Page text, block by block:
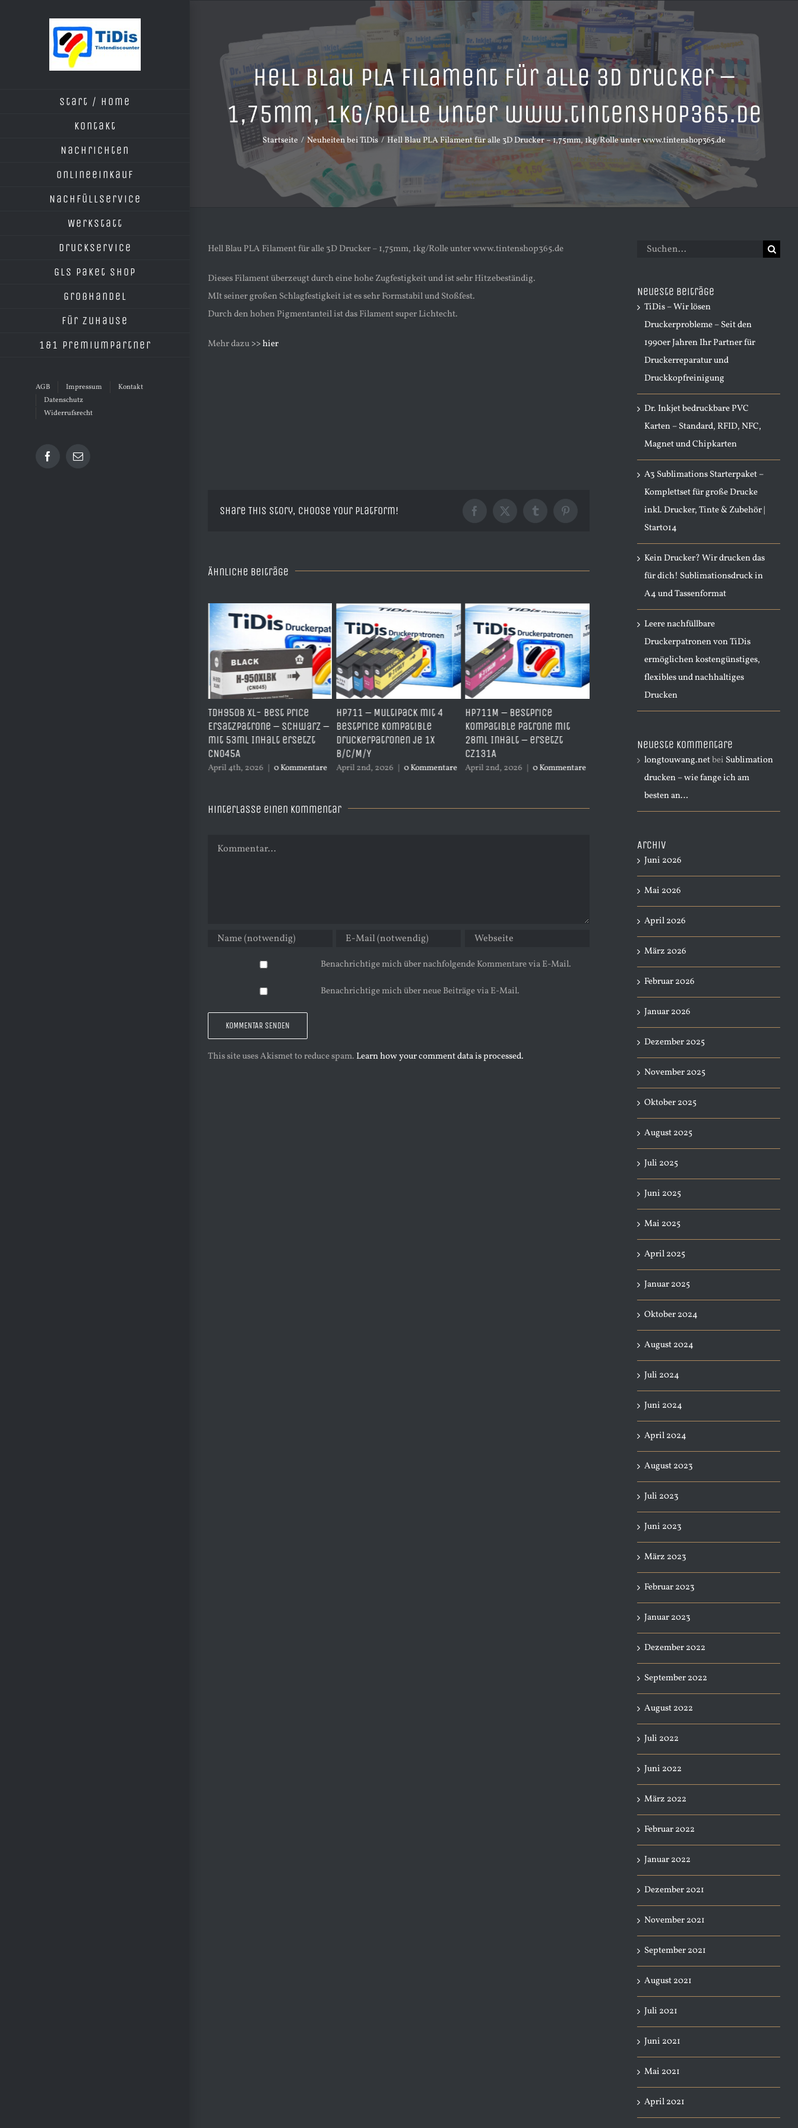
Start / Home
Kontakt
Nachrichten
Onlineeinkauf
Nachfüllservice
Werkstatt
Druckservice
GLS Paket Shop
Großhandel
Für Zuhause
1&1 Premiumpartner
AGB Impressum
Kontakt
Datenschutz
Widerrufsrecht
Facebook
E-
Hell Blau PLA Filament für alle 3D Drucker –
1,75mm, 1kg/Rolle unter www.tintenshop365.de
Startseite Neuheiten bei TiDis Hell Blau PLA Filament für alle 3D Drucker – 1,75mm, 1kg/Rolle unter www.tintenshop365.de
Hell Blau PLA Filament für alle 3D Drucker – 1,75mm, 1kg/Rolle unter www.tintenshop365.de
Dieses Filament überzeugt durch eine hohe Zugfestigkeit und ist sehr Hitzebeständig.
MIt seiner großen Schlagfestigkeit ist es sehr Formstabil und Stoßfest.
Durch den hohen Pigmentanteil ist das Filament super Lichtecht.
Mehr dazu>> hier
Share This Story, Choose Your Platform! Facebook
X TumblrPinterest
Ähnliche Beiträge
TDH950B XL- Best Price
Ersatzpatrone – schwarz –
mit 53ml Inhalt ersetzt
0 Kommentare
HP711 – Multipack mit 4
BestPrice kompatible
Druckerpatronen je 1x
April 2nd, 2026 0 Kommentare
HP711M – BestPrice
kompatible Patrone mit
28ml Inhalt – ersetzt
April 2nd, 2026 0 Kommentare
HP711Y – BestPrice
Kompatible Patrone Yellow
mit 28ml Inhalt – ersetzt
April 2nd, 2026
A3 Sublimations
für große Drucke inkl.
Drucker, Tinte & Zubehör |
Start014
April 12th, 2026 | 0 Kommentare
Hinterlasse einen Kommentar
Kommentar
Benachrichtige mich über nachfolgende Kommentare via E-Mail.
Benachrichtige mich über neue Beiträge via E-Mail.
This site uses Akismet to reduce spam. Learn how your comment data is processed.
Suche
Neueste Beiträge
TiDis – Wir lösen
Druckerprobleme – Seit den
1990er Jahren Ihr Partner für
Druckerreparatur und
Druckkopfreinigung
Dr. Inkjet bedruckbare PVC
Karten – Standard, RFID, NFC,
Magnet und Chipkarten
A3 Sublimations Starterpaket –
Komplettset für große Drucke
inkl. Drucker, Tinte & Zubehör |
Start014
Kein Drucker? Wir drucken das
für dich! Sublimationsdruck in
A4 und Tassenformat
Leere nachfüllbare
Druckerpatronen von TiDis
ermöglichen kostengünstiges,
flexibles und nachhaltiges
Drucken
Neueste Kommentare
longtouwang.netbei Sublimation
drucken – wie fange ich am
besten an…
Archiv
Juni 2026
Mai 2026
April 2026
März 2026
Februar 2026
Januar 2026
Dezember 2025
November 2025
Oktober 2025
August 2025
Juli 2025
Juni 2025
Mai 2025
April 2025
Januar 2025
Oktober 2024
August 2024
Juli 2024
Juni 2024
April 2024
August 2023
Juli 2023
Juni 2023
März 2023
Februar 2023
Januar 2023
Dezember 2022
September 2022
August 2022
Juli 2022
Juni 2022
März 2022
Februar 2022
Januar 2022
Dezember 2021
November 2021
September 2021
August 2021
Juli 2021
Juni 2021
Mai 2021
April 2021